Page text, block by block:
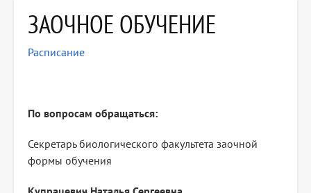
ЗАОЧНОЕ ОБУЧЕНИЕ
Расписание
По вопросам обращаться:
Секретарь биологического факультета заочной
формы обучения